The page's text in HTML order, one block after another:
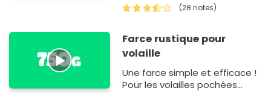
(28 notes)
Farce rustique pour
volaille
Une farce simple et efficace !
Pour les volailles pochées...